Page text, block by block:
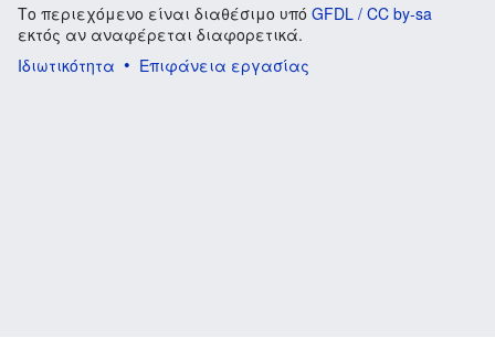
Το περιεχόμενο είναι διαθέσιμο υπό GFDL / CC by-sa
εκτός αν αναφέρεται διαφορετικά.
Ιδιωτικότητα
Επιφάνεια εργασίας